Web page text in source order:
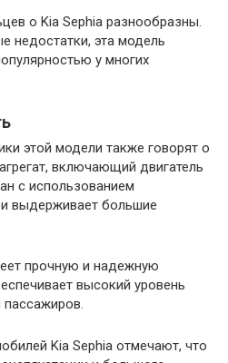
о Kia Sephia разнообразны.
недостатки, эта модель
у многих
этой модели также говорят о
включающий двигатель
с использованием
выдерживает большие
прочную и надежную
высокий уровень
пассажиров.
Kia Sephia отмечают, что